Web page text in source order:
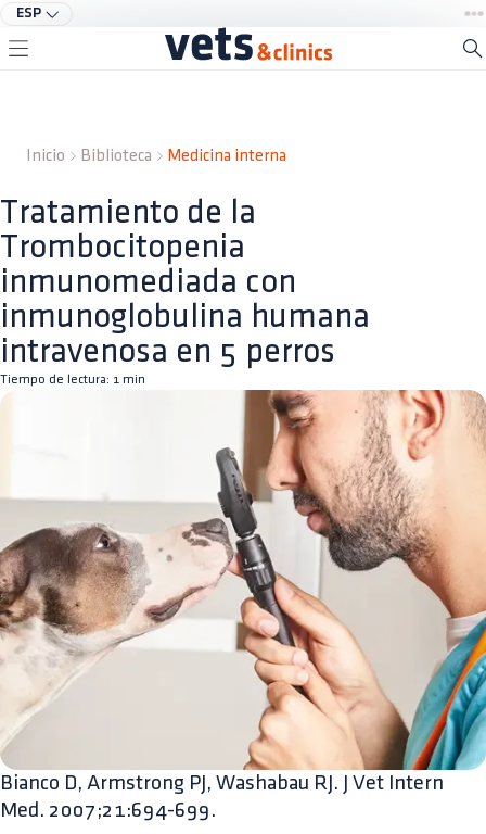
ESP
Inicio Biblioteca Medicina interna
Tratamiento de la
Trombocitopenia
inmunomediada con
inmunoglobulina humana
intravenosa en 5 perros
Tiempo de lectura: 1 min
Bianco D, Armstrong PJ, Washabau RJ. J Vet Intern
Med. 2007;21:694-699.